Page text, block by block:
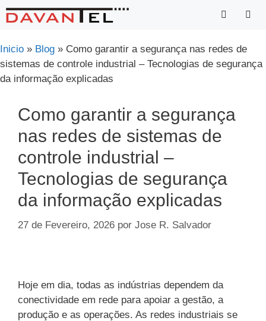
Saltar
para
conteúdo
Menu
Inicio » Blog » Como garantir a segurança nas redes de
sistemas de controle industrial – Tecnologias de segurança
da informação explicadas
Como garantir a segurança
nas redes de sistemas de
controle industrial –
Tecnologias de segurança
da informação explicadas
27 de Fevereiro, 2026 por Jose R. Salvador
Hoje em dia, todas as indústrias dependem da
conectividade em rede para apoiar a gestão, a
produção e as operações. As redes industriais se